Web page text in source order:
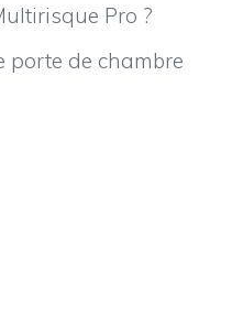
Pro ?
porte de chambre